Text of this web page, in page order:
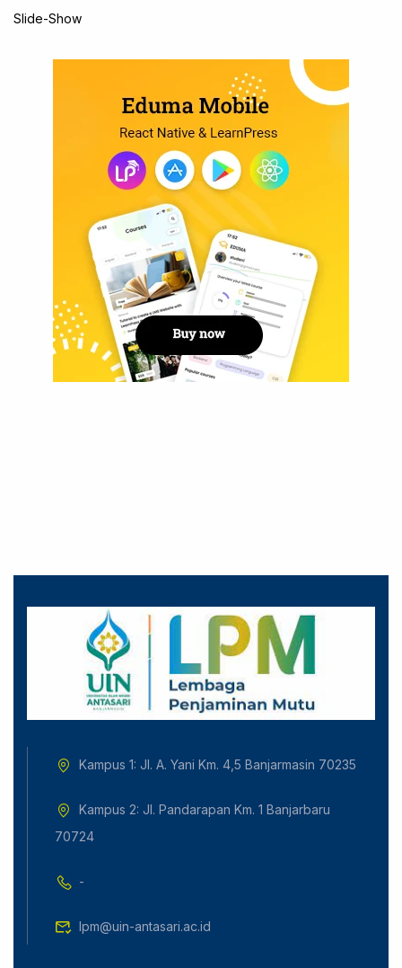
Slide-Show
Kampus 1: Jl. A. Yani Km. 4,5 Banjarmasin 70235
Kampus 2: Jl. Pandarapan Km. 1 Banjarbaru
70724
-
lpm@uin-antasari.ac.id